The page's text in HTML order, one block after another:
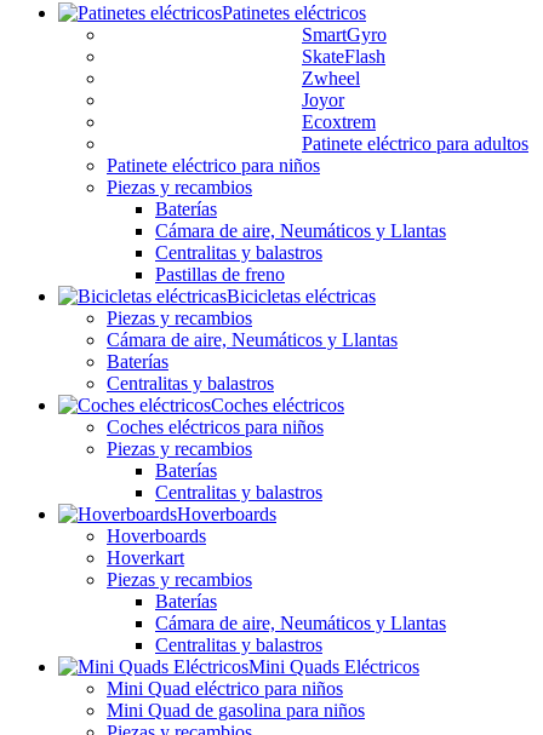
Patinetes eléctricos
SmartGyro
SkateFlash
Zwheel
Joyor
Ecoxtrem
Patinete eléctrico para adultos
Patinete eléctrico para niños
Piezas y recambios
Baterías
Cámara de aire, Neumáticos y Llantas
Centralitas y balastros
Pastillas de freno
Bicicletas eléctricas
Piezas y recambios
Cámara de aire, Neumáticos y Llantas
Baterías
Centralitas y balastros
Coches eléctricos
Coches eléctricos para niños
Piezas y recambios
Baterías
Centralitas y balastros
Hoverboards
Hoverboards
Hoverkart
Piezas y recambios
Baterías
Cámara de aire, Neumáticos y Llantas
Centralitas y balastros
Mini Quads Eléctricos
Mini Quad eléctrico para niños
Mini Quad de gasolina para niños